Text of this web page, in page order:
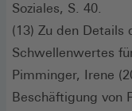
Soziales, S. 40.
(13) Zu den Details
Schwellenwertes
Pimminger, Irene
Beschäftigung von